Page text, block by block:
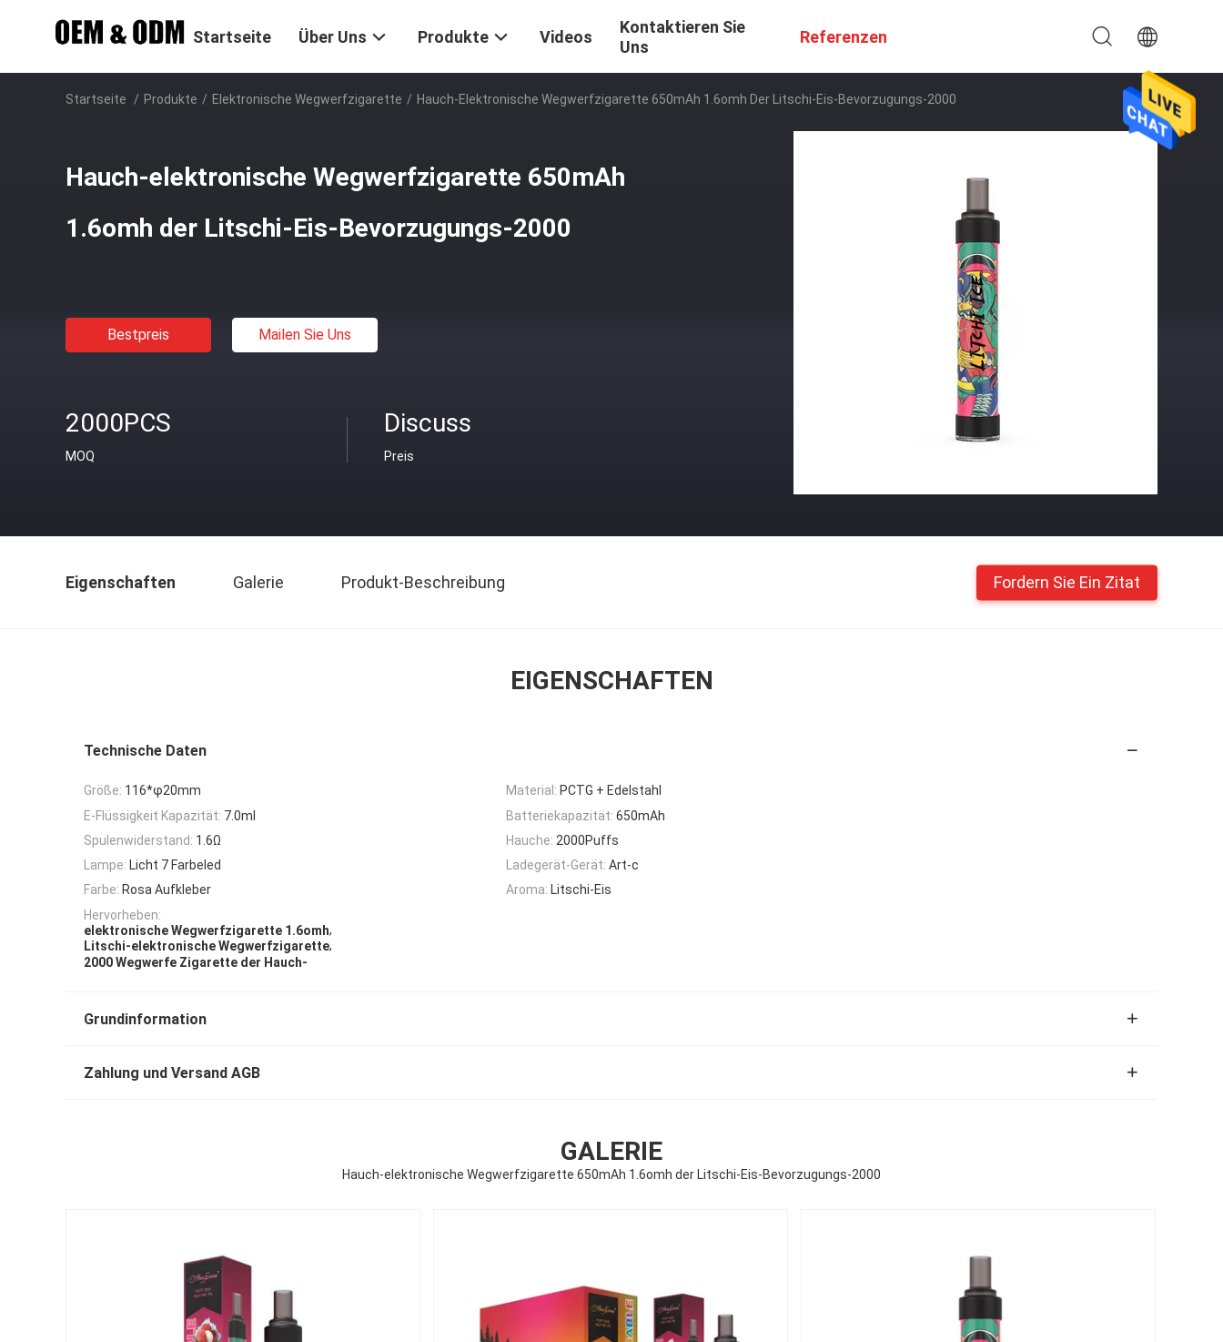
Startseite Über Uns Produkte Videos
Kontaktieren Sie
Uns
Referenzen
Startseite / Produkte / Elektronische Wegwerfzigarette / Hauch-Elektronische Wegwerfzigarette 650mAh 1.6omh Der Litschi-Eis-Bevorzugungs-2000
Hauch-elektronische Wegwerfzigarette 650mAh
1.6omh der Litschi-Eis-Bevorzugungs-2000
Bestpreis Mailen Sie Uns
2000PCS
MOQ
Discuss
Preis
Eigenschaften Galerie Produkt-Beschreibung Fordern Sie Ein Zitat
EIGENSCHAFTEN
Technische Daten
Größe: 116*φ20mm Material: PCTG + Edelstahl
E-Flüssigkeit Kapazität: 7.0ml Batteriekapazität: 650mAh
Spulenwiderstand: 1.6Ω Hauche: 2000Puffs
Lampe: Licht 7 Farbeled Ladegerät-Gerät: Art-c
Farbe: Rosa Aufkleber Aroma: Litschi-Eis
Hervorheben:
elektronische Wegwerfzigarette 1.6omh,
Litschi-elektronische Wegwerfzigarette,
2000 Wegwerfe Zigarette der Hauch-
Grundinformation
Zahlung und Versand AGB
GALERIE
Hauch-elektronische Wegwerfzigarette 650mAh 1.6omh der Litschi-Eis-Bevorzugungs-2000